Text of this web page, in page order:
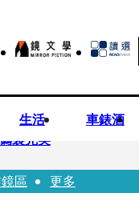
生活 車錶酒
裝完美
區 更多